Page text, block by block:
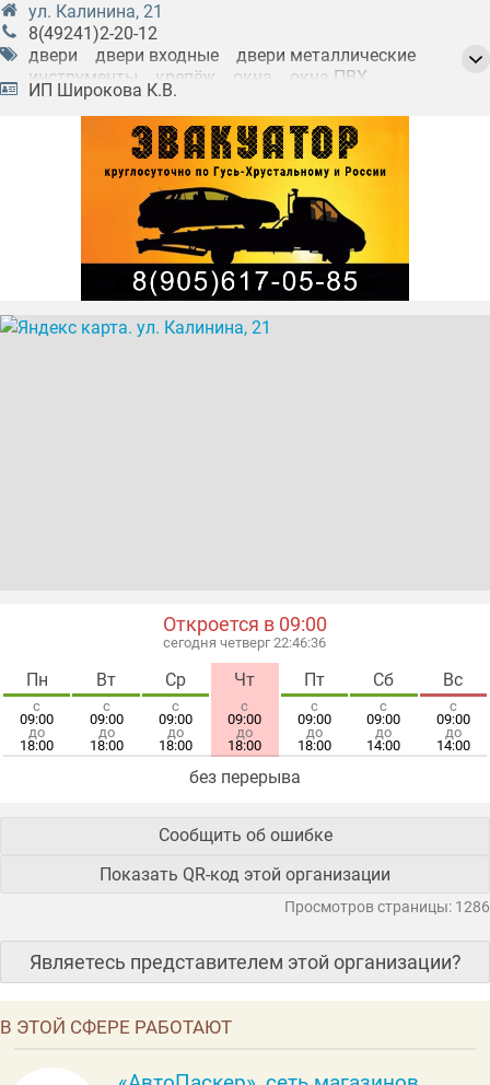
ул. Калинина, 21
8(49241)2-20-12
двери
двери входные
двери металлические
инструменты
крепёж окна
окна ПВХ
окна деревянные
ИП Широкова К.В.
Откроется в 09:00
сегодня четверг 22:46:36
Пн
с
09:00
до
18:00
Вт
с
09:00
до
18:00
Ср
с
09:00
до
18:00
Чт
с
09:00
до
18:00
Пт
с
09:00
до
18:00
Сб
с
09:00
до
14:00
Вс
с
09:00
до
14:00
без перерыва
Сообщить об ошибке
Показать QR-код этой организации
Просмотров страницы: 1286
Являетесь представителем этой организации?
В ЭТОЙ СФЕРЕ РАБОТАЮТ